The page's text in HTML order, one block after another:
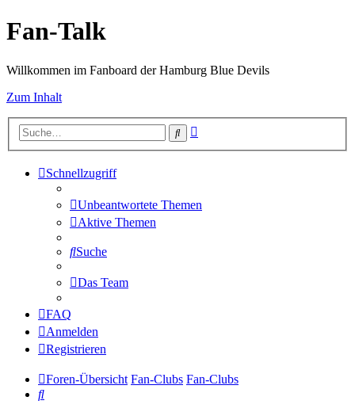
Fan-Talk
Willkommen im Fanboard der Hamburg Blue Devils
Zum Inhalt
Suche
Schnellzugriff
Unbeantwortete Themen
Aktive Themen
Suche
Das Team
FAQ
Anmelden
Registrieren
Foren-Übersicht Fan-Clubs Fan-Clubs
Suche